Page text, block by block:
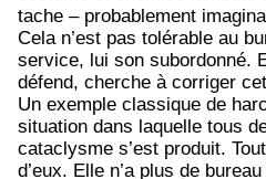
tache – probablement
Cela n’est pas tolérable au
service, lui son subordonné.
défend, cherche à corriger
Un exemple classique de
situation dans laquelle tous
cataclysme s’est produit.
d’eux. Elle n’a plus de